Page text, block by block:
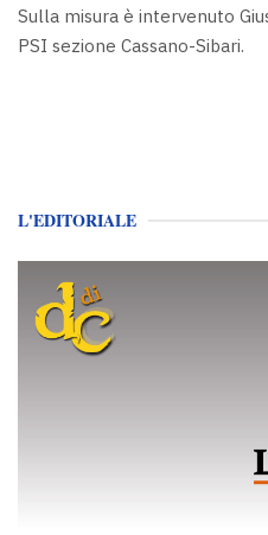
Sulla misura è intervenuto
PSI sezione Cassano-Sibari.
L'EDITORIALE